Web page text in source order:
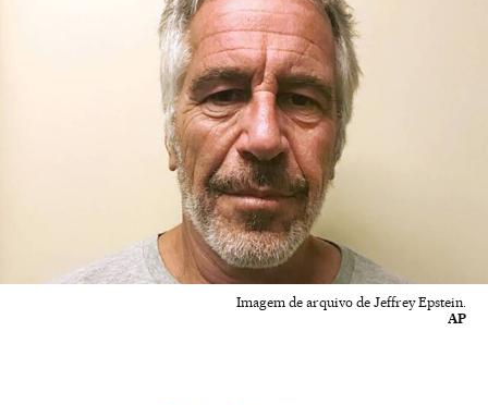
Imagem de arquivo de Jeffrey Epstein.
AP